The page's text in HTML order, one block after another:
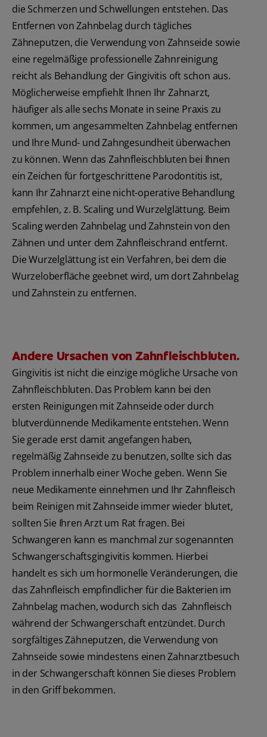
die Schmerzen und Schwellungen entstehen. Das
Entfernen von Zahnbelag durch tägliches
Zähneputzen, die Verwendung von Zahnseide sowie
eine regelmäßige professionelle Zahnreinigung
reicht als Behandlung der Gingivitis oft schon aus.
Möglicherweise empfiehlt Ihnen Ihr Zahnarzt,
häufiger als alle sechs Monate in seine Praxis zu
kommen, um angesammelten Zahnbelag entfernen
und Ihre Mund- und Zahngesundheit überwachen
zu können. Wenn das Zahnfleischbluten bei Ihnen
ein Zeichen für fortgeschrittene Parodontitis ist,
kann Ihr Zahnarzt eine nicht-operative Behandlung
empfehlen, z. B. Scaling und Wurzelglättung. Beim
Scaling werden Zahnbelag und Zahnstein von den
Zähnen und unter dem Zahnfleischrand entfernt.
Die Wurzelglättung ist ein Verfahren, bei dem die
Wurzeloberfläche geebnet wird, um dort Zahnbelag
und Zahnstein zu entfernen.
Andere Ursachen von Zahnfleischbluten.
Gingivitis ist nicht die einzige mögliche Ursache von
Zahnfleischbluten. Das Problem kann bei den
ersten Reinigungen mit Zahnseide oder durch
blutverdünnende Medikamente entstehen. Wenn
Sie gerade erst damit angefangen haben,
regelmäßig Zahnseide zu benutzen, sollte sich das
Problem innerhalb einer Woche geben. Wenn Sie
neue Medikamente einnehmen und Ihr Zahnfleisch
beim Reinigen mit Zahnseide immer wieder blutet,
sollten Sie Ihren Arzt um Rat fragen. Bei
Schwangeren kann es manchmal zur sogenannten
Schwangerschaftsgingivitis kommen. Hierbei
handelt es sich um hormonelle Veränderungen, die
das Zahnfleisch empfindlicher für die Bakterien im
Zahnbelag machen, wodurch sich das Zahnfleisch
während der Schwangerschaft entzündet. Durch
sorgfältiges Zähneputzen, die Verwendung von
Zahnseide sowie mindestens einen Zahnarztbesuch
in der Schwangerschaft können Sie dieses Problem
in den Griff bekommen.